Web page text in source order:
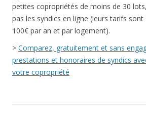
petites copropriétés de moins de 30
pas les syndics en ligne (leurs tarifs
100€ par an et par logement).
> Comparez, gratuitement et sans
prestations et honoraires de syndics
votre copropriété